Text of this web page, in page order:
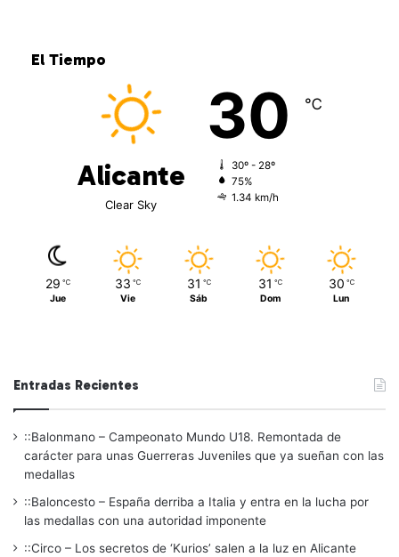
El Tiempo
Alicante
Clear Sky
30 ℃
30º - 28º
75%
1.34 km/h
29 ℃
Jue
33 ℃
Vie
31 ℃
Sáb
31 ℃
Dom
30 ℃
Lun
Entradas Recientes
::Balonmano – Campeonato Mundo U18. Remontada de
carácter para unas Guerreras Juveniles que ya sueñan con las
medallas
::Baloncesto – España derriba a Italia y entra en la lucha por
las medallas con una autoridad imponente
::Circo – Los secretos de ‘Kurios’ salen a la luz en Alicante